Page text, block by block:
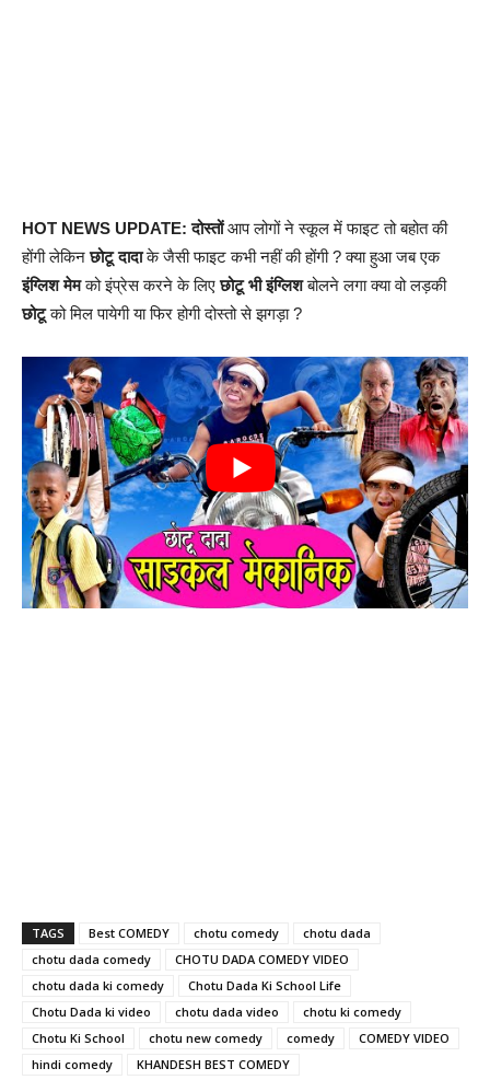
HOT NEWS UPDATE: दोस्तोंआप लोगों ने स्कूल में फाइट तो बहोत की
होंगी लेकिनछोटू दादाके जैसी फाइट कभी नहीं की होंगी ? क्या हुआ जब एक
इंग्लिश मेमको इंप्रेस करने के लिएछोटू भी इंग्लिशबोलने लगा क्या वो लड़की
छोटूको मिल पायेगी या फिर होगी दोस्तो से झगड़ा ?
TAGS Best COMEDY chotu comedy
chotu dada
chotu dada comedy
CHOTU DADA COMEDY VIDEO
chotu dada ki comedy
Chotu Dada Ki School Life
Chotu Dada ki video
chotu dada video
chotu ki comedy
Chotu Ki School
chotu new comedy comedy
COMEDY VIDEO
hindi comedy
KHANDESH BEST COMEDY